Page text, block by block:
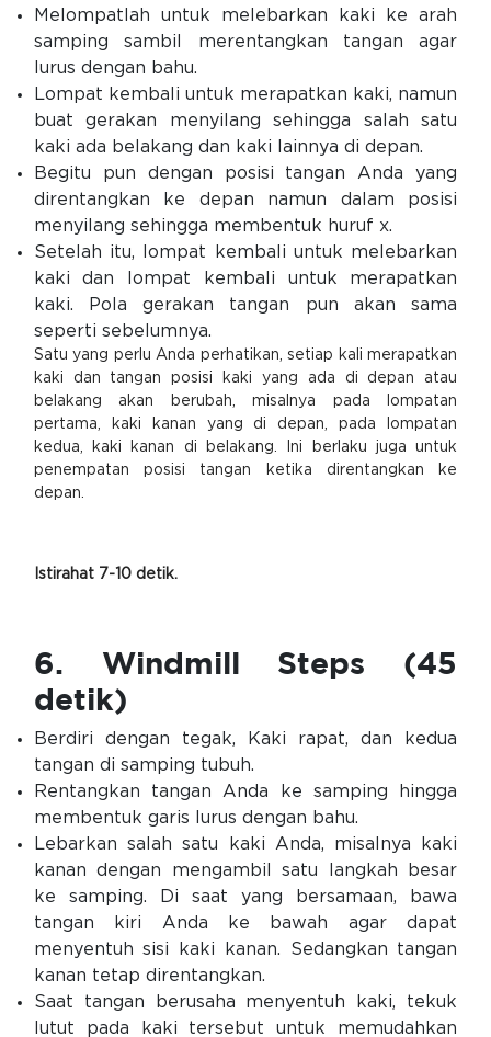
Melompatlah untuk melebarkan kaki ke arah
samping sambil merentangkan tangan agar
lurus dengan bahu.
Lompat kembali untuk merapatkan kaki, namun
buat gerakan menyilang sehingga salah satu
kaki ada belakang dan kaki lainnya di depan.
Begitu pun dengan posisi tangan Anda yang
direntangkan ke depan namun dalam posisi
menyilang sehingga membentuk huruf x.
Setelah itu, lompat kembali untuk melebarkan
kaki dan lompat kembali untuk merapatkan
kaki. Pola gerakan tangan pun akan sama
seperti sebelumnya.
Satu yang perlu Anda perhatikan, setiap kali merapatkan
kaki dan tangan posisi kaki yang ada di depan atau
belakang akan berubah, misalnya pada lompatan
pertama, kaki kanan yang di depan, pada lompatan
kedua, kaki kanan di belakang. Ini berlaku juga untuk
penempatan posisi tangan ketika direntangkan ke
depan.
Istirahat 7-10 detik.
6. Windmill Steps (45
detik)
Berdiri dengan tegak, Kaki rapat, dan kedua
tangan di samping tubuh.
Rentangkan tangan Anda ke samping hingga
membentuk garis lurus dengan bahu.
Lebarkan salah satu kaki Anda, misalnya kaki
kanan dengan mengambil satu langkah besar
ke samping. Di saat yang bersamaan, bawa
tangan kiri Anda ke bawah agar dapat
menyentuh sisi kaki kanan. Sedangkan tangan
kanan tetap direntangkan.
Saat tangan berusaha menyentuh kaki, tekuk
lutut pada kaki tersebut untuk memudahkan